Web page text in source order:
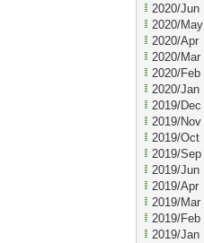
2020/Jun
2020/May
2020/Apr
2020/Mar
2020/Feb
2020/Jan
2019/Dec
2019/Nov
2019/Oct
2019/Sep
2019/Jun
2019/Apr
2019/Mar
2019/Feb
2019/Jan